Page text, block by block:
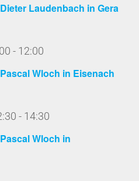
Laudenbach in Gera
Wloch in Eisenach
- 12:00
Wloch in
- 14:30